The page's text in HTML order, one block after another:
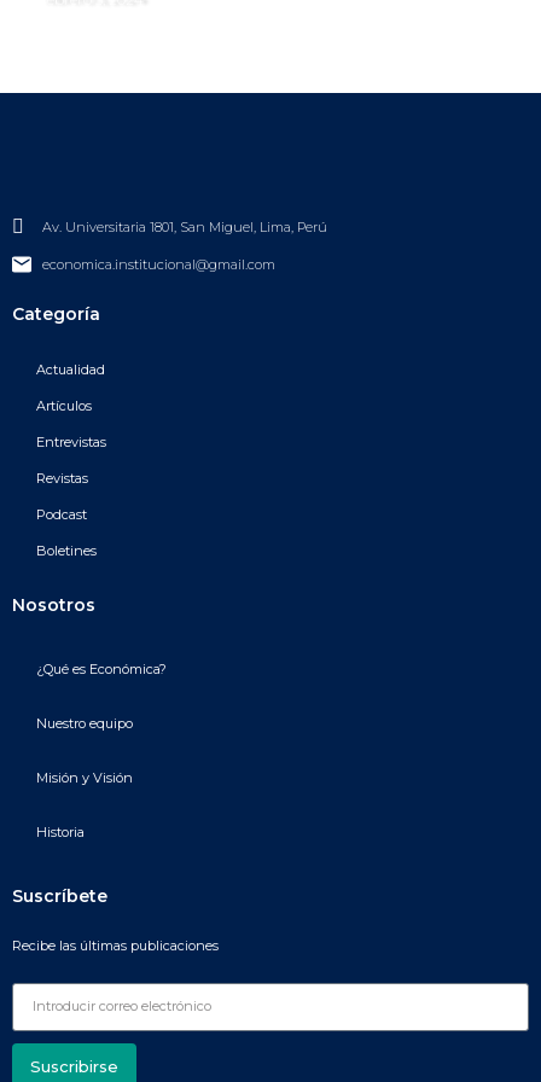
Av. Universitaria 1801, San Miguel, Lima, Perú
economica.institucional@gmail.com
Categoría
Actualidad
Artículos
Entrevistas
Revistas
Podcast
Boletines
Nosotros
¿Qué es Económica?
Nuestro equipo
Misión y Visión
Historia
Suscríbete
Recibe las últimas publicaciones
Suscribirse